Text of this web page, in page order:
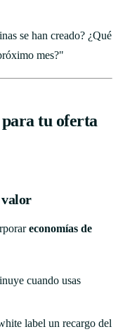
se han creado? ¿Qué
mes?"
tu oferta
valor
economías de
cuando usas
label un recargo del